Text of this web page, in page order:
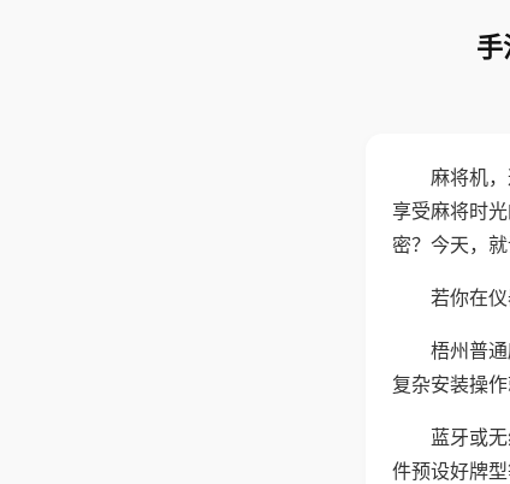
手
麻将机
享受麻将时
密？今天，
若你在
梧州普
复杂安装操
蓝牙或
件预设好牌